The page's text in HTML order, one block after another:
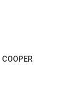
COOPER